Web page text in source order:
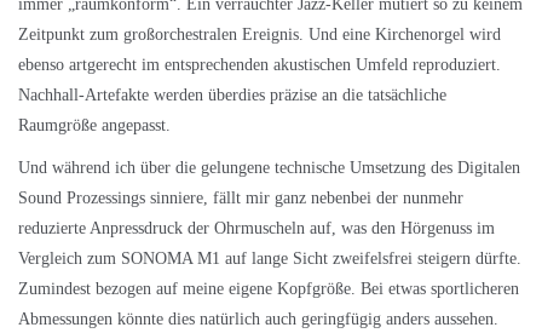
immer „raumkonform“. Ein verrauchter Jazz-Keller mutiert so zu keinem
Zeitpunkt zum großorchestralen Ereignis. Und eine Kirchenorgel wird
ebenso artgerecht im entsprechenden akustischen Umfeld reproduziert.
Nachhall-Artefakte werden überdies präzise an die tatsächliche
Raumgröße angepasst.
Und während ich über die gelungene technische Umsetzung des Digitalen
Sound Prozessings sinniere, fällt mir ganz nebenbei der nunmehr
reduzierte Anpressdruck der Ohrmuscheln auf, was den Hörgenuss im
Vergleich zum SONOMA M1 auf lange Sicht zweifelsfrei steigern dürfte.
Zumindest bezogen auf meine eigene Kopfgröße. Bei etwas sportlicheren
Abmessungen könnte dies natürlich auch geringfügig anders aussehen.